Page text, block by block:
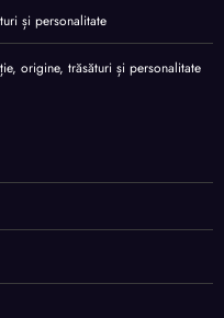
și personalitate
origine, trăsături și personalitate